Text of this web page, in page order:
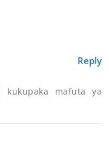
Reply
kukupaka mafuta ya